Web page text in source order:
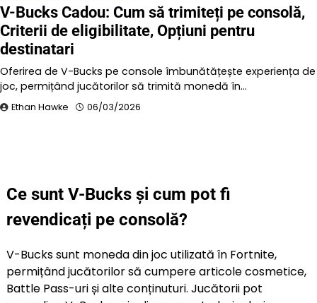
V-Bucks Cadou: Cum să trimiteți pe consolă,
Criterii de eligibilitate, Opțiuni pentru
destinatari
Oferirea de V-Bucks pe console îmbunătățește experiența de
joc, permițând jucătorilor să trimită monedă în…
Ethan Hawke 06/03/2026
Ce sunt V-Bucks și cum pot fi
revendicați pe consolă?
V-Bucks sunt moneda din joc utilizată în Fortnite,
permițând jucătorilor să cumpere articole cosmetice,
Battle Pass-uri și alte conținuturi. Jucătorii pot